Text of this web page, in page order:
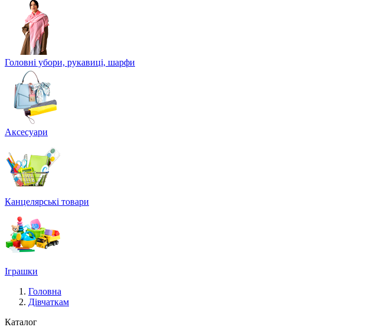
Головні убори, рукавиці, шарфи
Аксесуари
Канцелярські товари
Іграшки
Головна
Дівчаткам
Каталог